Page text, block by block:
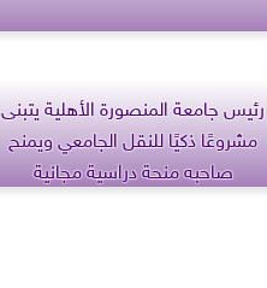
رئيس جامعة المنصورة الأهلية يتبنى
مشروعًا ذكيًا للنقل الجامعي ويمنح
صاحبه منحة دراسية مجانية